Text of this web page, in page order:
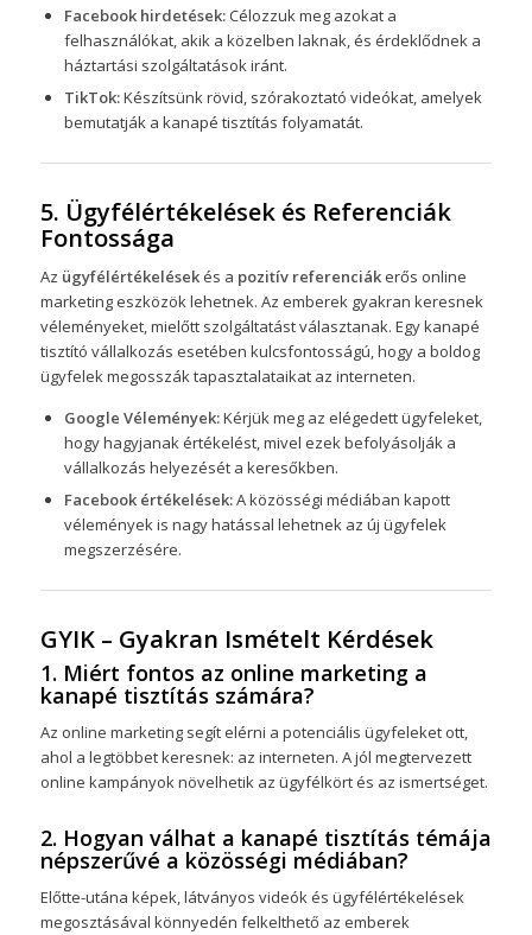
Facebook hirdetések:Célozzuk meg azokat a
felhasználókat, akik a közelben laknak, és érdeklődnek a
háztartási szolgáltatások iránt.
TikTok:Készítsünk rövid, szórakoztató videókat, amelyek
bemutatják a kanapé tisztítás folyamatát.
5. Ügyfélértékelések és Referenciák
Fontossága
Az ügyfélértékelésekés a pozitív referenciákerős online
marketing eszközök lehetnek. Az emberek gyakran keresnek
véleményeket, mielőtt szolgáltatást választanak. Egy kanapé
tisztító vállalkozás esetében kulcsfontosságú, hogy a boldog
ügyfelek megosszák tapasztalataikat az interneten.
Google Vélemények:Kérjük meg az elégedett ügyfeleket,
hogy hagyjanak értékelést, mivel ezek befolyásolják a
vállalkozás helyezését a keresőkben.
Facebook értékelések:A közösségi médiában kapott
vélemények is nagy hatással lehetnek az új ügyfelek
megszerzésére.
GYIK – Gyakran Ismételt Kérdések
1. Miért fontos az online marketing a
kanapé tisztítás számára?
Az online marketing segít elérni a potenciális ügyfeleket ott,
ahol a legtöbbet keresnek: az interneten. A jól megtervezett
online kampányok növelhetik az ügyfélkört és az ismertséget.
2. Hogyan válhat a kanapé tisztítás témája
népszerűvé a közösségi médiában?
Előtte-utána képek, látványos videók és ügyfélértékelések
megosztásával könnyedén felkelthető az emberek